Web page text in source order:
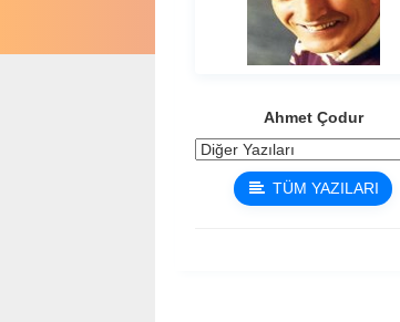
Ahmet Çodur
TÜM YAZILARI